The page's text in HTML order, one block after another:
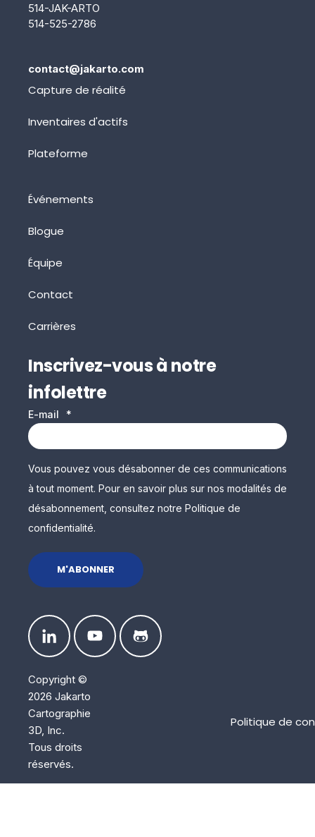
514-JAK-ARTO
514-525-2786
contact@jakarto.com
Capture de réalité
Inventaires d'actifs
Plateforme
Événements
Blogue
Équipe
Contact
Carrières
Inscrivez-vous à notre
infolettre
E-mail *
Vous pouvez vous désabonner de ces communications
à tout moment. Pour en savoir plus sur nos modalités de
désabonnement, consultez notre Politique de
confidentialité.
Copyright ©
2026 Jakarto
Cartographie
3D, Inc.
Tous droits
réservés.
Politique de